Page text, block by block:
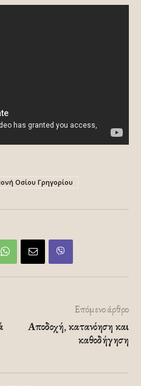
Οσίου Γρηγορίου
Επόμενο άρθρο
Αποδοχή, κατανόηση και
καθοδήγηση